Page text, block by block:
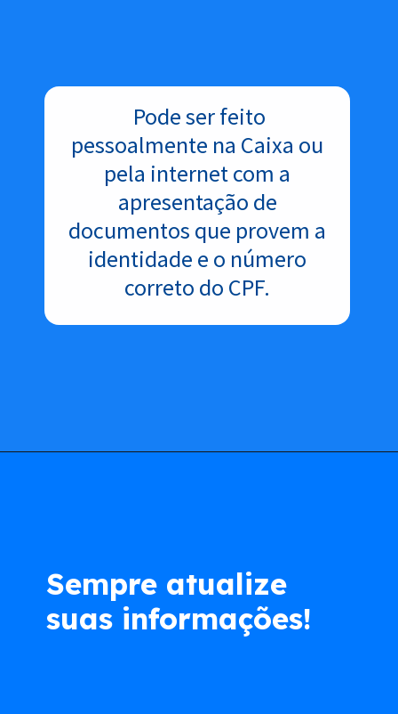
Pode ser feito
pessoalmente na Caixa ou
pela internet com a
apresentação de
documentos que provem a
identidade e o número
correto do CPF.
Sempre atualize
suas informações!